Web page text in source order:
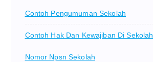
Contoh Pengumuman Sekolah
Contoh Hak Dan Kewajiban Di Sekolah
Nomor Npsn Sekolah